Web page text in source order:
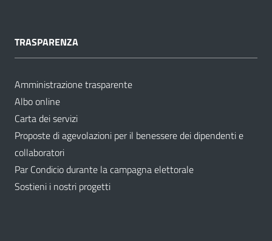
TRASPARENZA
Amministrazione trasparente
Albo online
Carta dei servizi
Proposte di agevolazioni per il benessere dei dipendenti e
collaboratori
Par Condicio durante la campagna elettorale
Sostieni i nostri progetti